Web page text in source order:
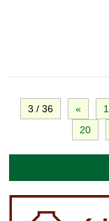
3 / 36 « 1
20